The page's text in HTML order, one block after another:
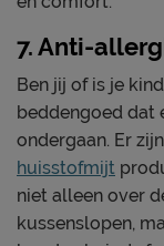
7. Anti-
Ben jij of is je
beddengoed dat
ondergaan. Er
huisstofmijt
niet alleen over
kussenslopen,